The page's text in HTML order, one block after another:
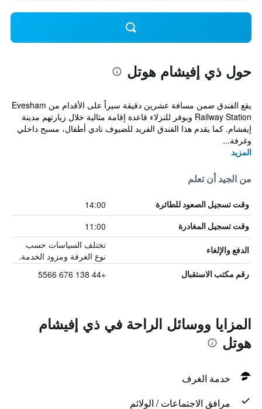
حول ذي إفيشام هوتل
يقع الفندق ضمن مسافة عشرين دقيقة سيراً على الأقدام من Evesham
Railway Station ويوفر للنزلاء قاعدة إقامة مثالية خلال زيارتهم مدينة
إيفشام. كما يقدم هذا الفندق الفريد للضيوف نادي أطفال، مسبح داخلي
وغرفة...
المزيد
من الجيد أن تعلم
وقت تسجيل الصعود للطائرة 14:00
وقت تسجيل المغادرة 11:00
الدفع والإلغاء
تختلف السياسات حسب
نوع الغرفة ومزود الخدمة.
رقم مكتب الاستقبال +44 138 676 5566
المزايا ووسائل الراحة في ذي إفيشام
هوتل
خدمة الغرف
مرافق الاجتماعات / الولائم